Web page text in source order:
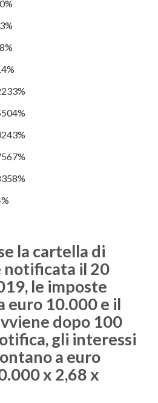
la cartella di
notificata il 20
le imposte
euro 10.000 e il
dopo 100
gli interessi
a euro
x 2,68 x